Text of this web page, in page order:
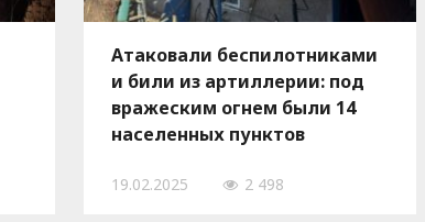
Атаковали беспилотниками
и били из артиллерии: под
вражеским огнем были 14
населенных пунктов
19.02.2025 2 498